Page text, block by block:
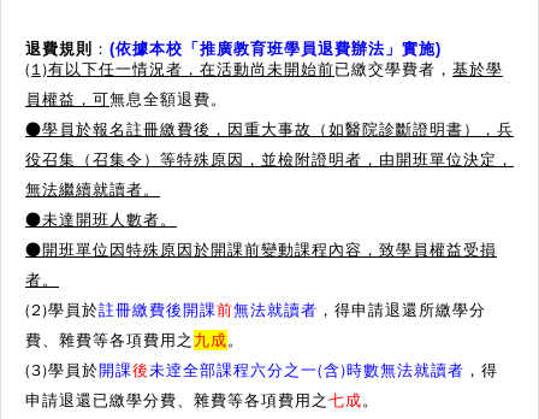
退費規則 ： (依據本校「推廣教育班學員退費辦法」實施)
(1)有以下任一情況者，在活動尚未開始前已繳交學費者， 基於學
員權益，可無息全額退費。
●學員於報名註冊繳費後，因重大事故（如醫院診斷證明書），兵
役召集（召集令）等特殊原因，並檢附證明者，由開班單位決定，
無法繼續就讀者。
●未達開班人數者。
●開班單位因特殊原因於開課前變動課程內容，致學員權益受損
者。
(2)學員於註冊繳費後開課前無法就讀者 ，得申請退還所繳學分
費、雜費等各項費用之 九成。
(3)學員於開課後未逹全部課程六分之一(含)時數無法就讀者 ，得
申請退還已繳學分費、雜費等各項費用之七成。